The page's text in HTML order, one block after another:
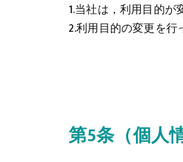
1.当社は，利用目的
2.利用目的の変更を
第5条（個人